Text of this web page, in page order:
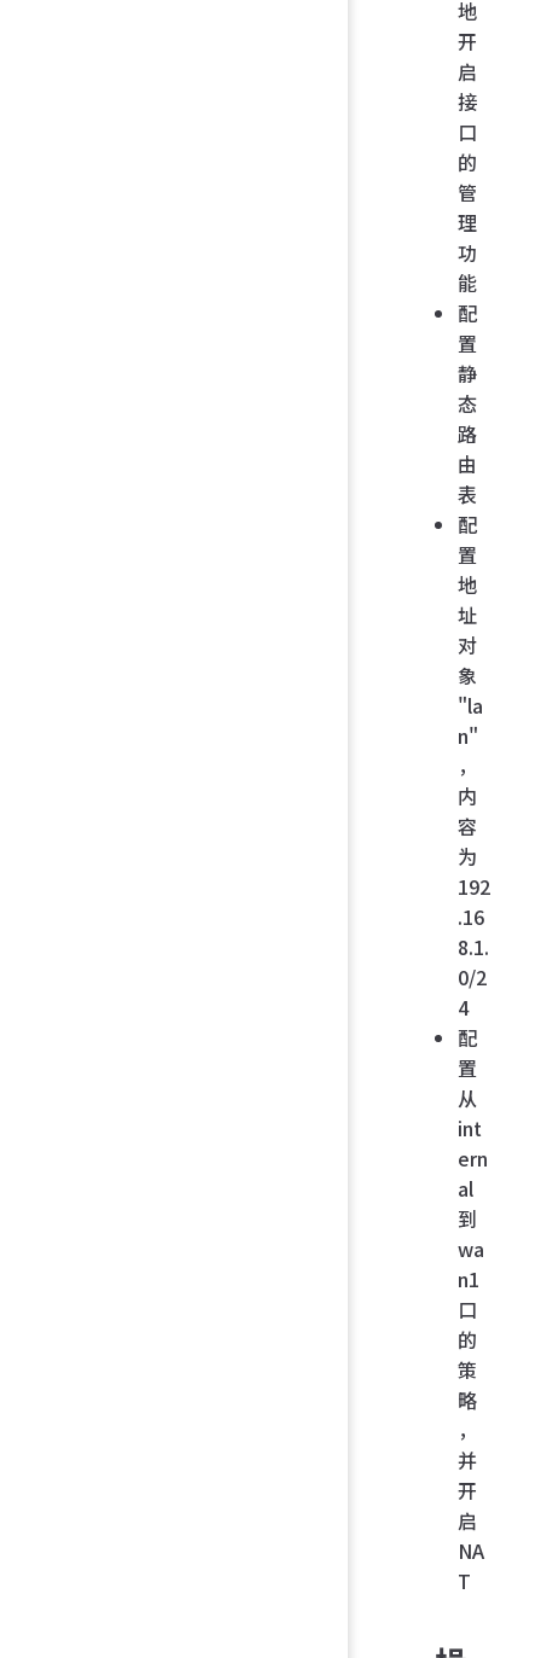
地
开
启
接
口
的
管
理
功
能
配
置
静
态
路
由
表
配
置
地
址
对
象
"la
n"
，
内
容
为
192
.16
8.1.
0/2
4
配
置
从
int
ern
al
到
wa
n1
口
的
策
略
，
并
开
启
NA
T